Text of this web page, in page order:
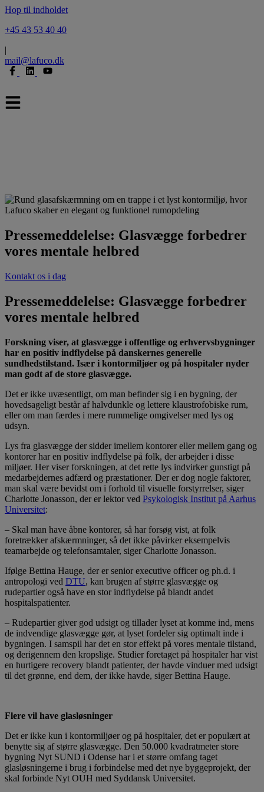
Hop til indholdet
+45 43 53 40 40
|
mail@lafuco.dk
Pressemeddelelse: Glasvægge forbedrer
vores mentale helbred
Kontakt os i dag
Pressemeddelelse: Glasvægge forbedrer
vores mentale helbred
Forskning viser, at glasvægge i offentlige og erhvervsbygninger
har en positiv indflydelse på danskernes generelle
sundhedstilstand. Især i kontormiljøer og på hospitaler nyder
man godt af de store glasvægge.
Det er ikke uvæsentligt, om man befinder sig i en bygning, der
hovedsageligt består af halvdunkle og lettere klaustrofobiske rum,
eller om man færdes i mere rummelige omgivelser med lys og
udsyn.
Lys fra glasvægge der sidder imellem kontorer eller mellem gang og
kontorer har en positiv indflydelse på folk, der arbejder i disse
miljøer. Her viser forskningen, at det rette lys indvirker gunstigt på
medarbejdernes adfærd og præstationer. Der er dog nogle faktorer,
man skal være bevidst om i forhold til visuelle forstyrrelser, siger
Charlotte Jonasson, der er lektor ved Psykologisk Institut på Aarhus
Universitet:
– Skal man have åbne kontorer, så har forsøg vist, at folk
foretrækker afskærmninger, så det ikke påvirker eksempelvis
teamarbejde og telefonsamtaler, siger Charlotte Jonasson.
Ifølge Bettina Hauge, der er senior executive officer og ph.d. i
antropologi ved DTU, kan brugen af større glasvægge og
rudepartier også have en stor indflydelse på blandt andet
hospitalspatienter.
– Rudepartier giver god udsigt og tillader lyset at komme ind, mens
de indvendige glasvægge gør, at lyset fordeler sig optimalt inde i
bygningen. I samspil har det en stor effekt på vores mentale tilstand,
og derigennem den kropslige. Studier foretaget på hospitaler har vist
en hurtigere recovery blandt patienter, der havde vinduer med udsigt
til det grønne, end dem, der ikke havde, siger Bettina Hauge.
Flere vil have glasløsninger
Det er ikke kun i kontormiljøer og på hospitaler, det er populært at
benytte sig af større glasvægge. Den 50.000 kvadratmeter store
bygning Nyt SUND i Odense har i et større omfang taget
glasløsningerne i brug i forbindelse med det nye byggeprojekt, der
skal forbinde Nyt OUH med Syddansk Universitet.